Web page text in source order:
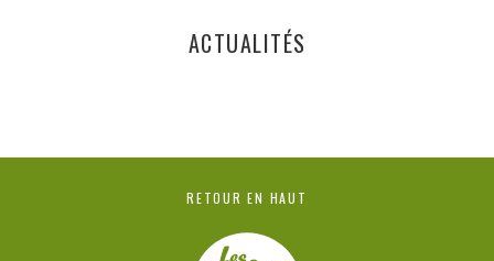
ACTUALITÉS
RETOUR EN HAUT